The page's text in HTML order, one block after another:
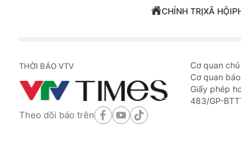
CHÍNH TRỊXÃ HỘI
THỜI BÁO VTV
Theo dõi báo trên
Cơ quan
Cơ quan
Giấy phép
483/GP-